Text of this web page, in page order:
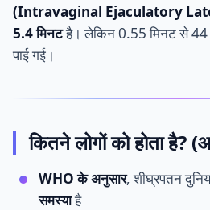
(Intravaginal Ejaculatory
5.4 मिनटहै। लेकिन 0.55 मिनट से 44
पाई गई।
कितने लोगों को होता
WHO के अनुसार, शीघ्रपतन
समस्याहै